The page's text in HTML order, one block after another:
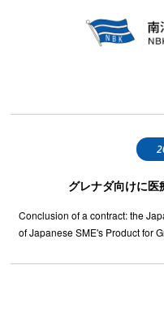
グレナダ向けに
Conclusion of a contract: the
of Japanese SME's Product for